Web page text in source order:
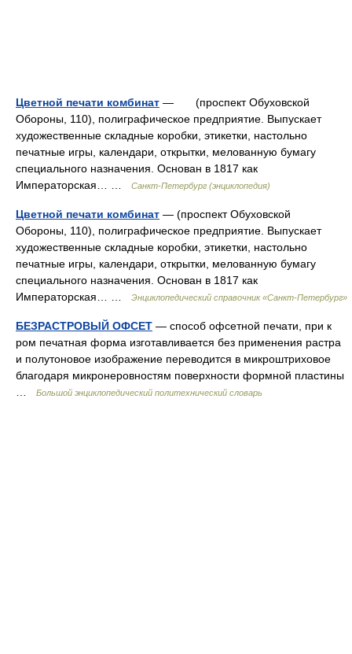
Цветной печати комбинат — (проспект Обуховской
Обороны, 110), полиграфическое предприятие. Выпускает
художественные складные коробки, этикетки, настольно
печатные игры, календари, открытки, мелованную бумагу
специального назначения. Основан в 1817 как
Императорская… …
Санкт-Петербург (энциклопедия)
Цветной печати комбинат — (проспект Обуховской
Обороны, 110), полиграфическое предприятие. Выпускает
художественные складные коробки, этикетки, настольно
печатные игры, календари, открытки, мелованную бумагу
специального назначения. Основан в 1817 как
Императорская… …
Энциклопедический справочник «Санкт-Петербург»
БЕЗРАСТРОВЫЙ ОФСЕТ — способ офсетной печати, при к
ром печатная форма изготавливается без применения растра
и полутоновое изображение переводится в микроштриховое
благодаря микронеровностям поверхности формной пластины
Большой энциклопедический политехнический словарь